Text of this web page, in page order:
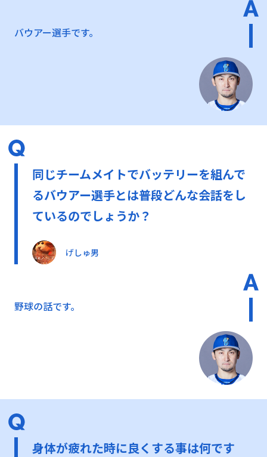
バウアー選手です。
同じチームメイトでバッテリーを組んで
るバウアー選手とは普段どんな会話をし
ているのでしょうか？
げしゅ男
野球の話です。
身体が疲れた時に良くする事は何です